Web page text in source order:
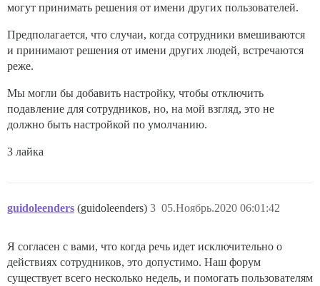
могут принимать решения от имени других пользователей.
Предполагается, что случаи, когда сотрудники вмешиваются
и принимают решения от имени других людей, встречаются
реже.
Мы могли бы добавить настройку, чтобы отключить
подавление для сотрудников, но, на мой взгляд, это не
должно быть настройкой по умолчанию.
3 лайка
guidoleenders (guidoleenders) 05.Ноябрь.2020 06:01:42
3
Я согласен с вами, что когда речь идет исключительно о
действиях сотрудников, это допустимо. Наш форум
существует всего несколько недель, и помогать пользователям